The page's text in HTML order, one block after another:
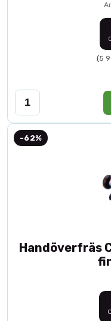
(5
-62%
Handöverfräs